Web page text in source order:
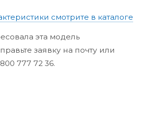
смотрите в каталоге
эта модель
заявку на почту или
777 72 36.